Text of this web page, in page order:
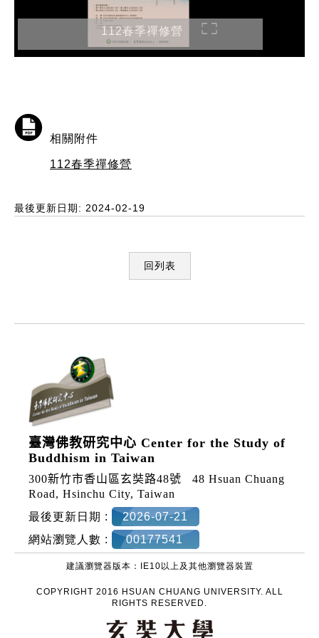
112春季禪修營
相關附件
112春季禪修營
最後更新日期: 2024-02-19
回列表
臺灣佛教研究中心 Center for the Study of
Buddhism in Taiwan
300新竹市香山區玄奘路48號
48 Hsuan Chuang
Road, Hsinchu City, Taiwan
最後更新日期 :
2026-07-21
網站瀏覽人數 :
00177541
建議瀏覽器版本：IE10以上及其他瀏覽器裝置
COPYRIGHT 2016 HSUAN CHUANG UNIVERSITY. ALL
RIGHTS RESERVED.